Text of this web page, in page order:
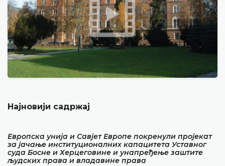
Најновији садржај
Европска унија и Савјет Европе покренули пројекат
за јачање институционалних капацитета Уставног
суда Босне и Херцеговине и унапређење заштите
људских права и владавине права